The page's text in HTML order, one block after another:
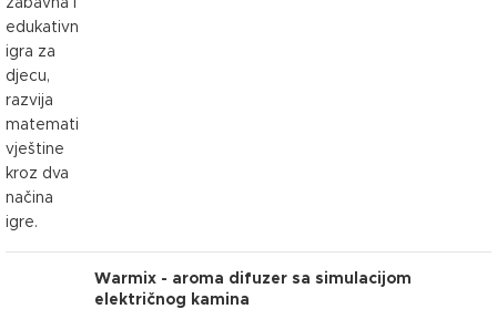
Warmix - aroma difuzer sa simulacijom
električnog kamina